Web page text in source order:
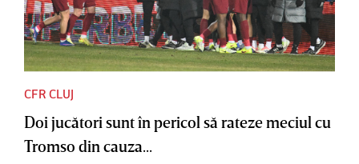
CFR CLUJ
Doi jucători sunt în pericol să rateze meciul cu
Tromso din cauza...